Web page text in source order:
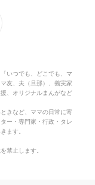
いつでも、どこでも、マ
友、夫（旦那）、義実家
、オリジナルまんがなど
きなど、ママの日常に寄
ー・専門家・行政・タレ
ます。
禁止します。